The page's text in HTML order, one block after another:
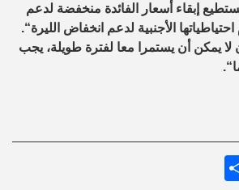
تستطيع إبقاء أسعار الفائدة منخفضة لدعم
احتياطياتها الأجنبية لدعم انخفاض الليرة“
.
لا يمكن أن يستمرا معا لفترة طويلة، يجب
“.